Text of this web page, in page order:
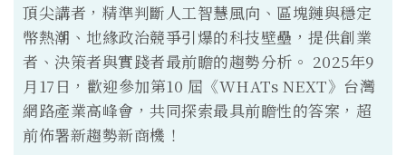
頂尖講者，精準判斷人工智慧風向、區塊鏈與穩定
幣熱潮、地緣政治競爭引爆的科技壁壘，提供創業
者、決策者與實踐者最前瞻的趨勢分析。 2025年9
月17日，歡迎參加第10 屆《WHATs NEXT》台灣
網路產業高峰會，共同探索最具前瞻性的答案，超
前佈署新趨勢新商機！